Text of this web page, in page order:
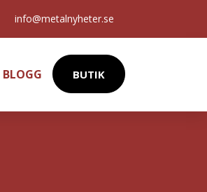
info@metalnyheter.se
BLOGG BUTIK